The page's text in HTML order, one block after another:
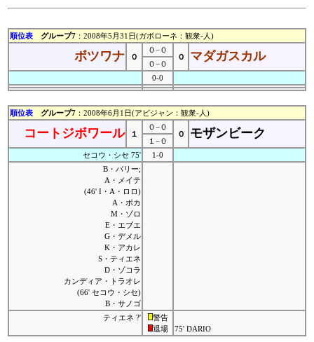
順位表 グループ7 ：2008年5月31日(ガボローネ：観衆-人)
ボツワナ ０
０−０
０
マダガスカル
０−０
0-0
順位表 グループ7 ：2008年6月1日(アビジャン：観衆-人)
コートジボワール １
０−０
０
モザンビーク
１−０
セコウ・シセ 75'
1-0
B・バリー;
A・メイテ
(46' I・A・ロロ)
A・ボカ
M・ゾロ
E・エブエ
G・デメル
K・アカレ
S・ティエネ
D・ゾコラ
カンディア・トラオレ
(66' セコウ・シセ)
B・サノゴ
ティエネ ?'
警告
退場
75' DARIO